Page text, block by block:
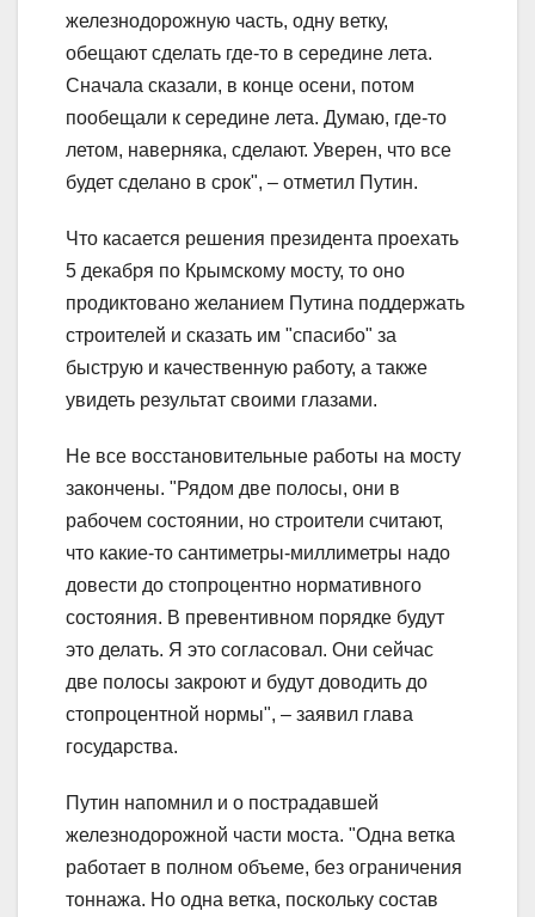
железнодорожную часть, одну ветку,
обещают сделать где-то в середине лета.
Сначала сказали, в конце осени, потом
пообещали к середине лета. Думаю, где-то
летом, наверняка, сделают. Уверен, что все
будет сделано в срок", – отметил Путин.
Что касается решения президента проехать
5 декабря по Крымскому мосту, то оно
продиктовано желанием Путина поддержать
строителей и сказать им "спасибо" за
быструю и качественную работу, а также
увидеть результат своими глазами.
Не все восстановительные работы на мосту
закончены. "Рядом две полосы, они в
рабочем состоянии, но строители считают,
что какие-то сантиметры-миллиметры надо
довести до стопроцентно нормативного
состояния. В превентивном порядке будут
это делать. Я это согласовал. Они сейчас
две полосы закроют и будут доводить до
стопроцентной нормы", – заявил глава
государства.
Путин напомнил и о пострадавшей
железнодорожной части моста. "Одна ветка
работает в полном объеме, без ограничения
тоннажа. Но одна ветка, поскольку состав